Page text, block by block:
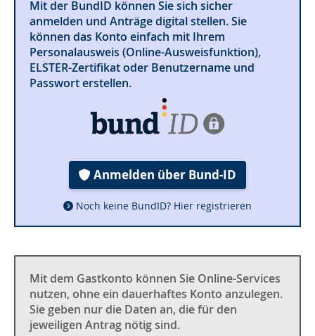
Mit der BundID können Sie sich sicher
anmelden und Anträge digital stellen. Sie
können das Konto einfach mit Ihrem
Personalausweis (Online-Ausweisfunktion),
ELSTER-Zertifikat oder Benutzername und
Passwort erstellen.
Anmelden über Bund-ID
Noch keine BundID? Hier registrieren
Mit dem Gastkonto können Sie Online-Services
nutzen, ohne ein dauerhaftes Konto anzulegen.
Sie geben nur die Daten an, die für den
jeweiligen Antrag nötig sind.